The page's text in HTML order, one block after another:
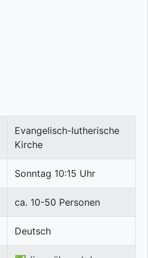
Evangelisch-lutherische
Kirche
Sonntag 10:15 Uhr
ca. 10-50 Personen
Deutsch